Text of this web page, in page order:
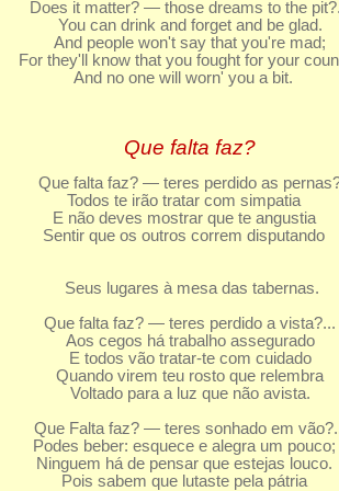
Does it matter? — those dreams to the
You can drink and forget and be glad.
And people won't say that you're mad;
For they'll know that you fought for your
And no one will worn' you a bit.
Que falta faz?
Que falta faz? — teres perdido as
Todos te irão tratar com simpatia
E não deves mostrar que te angustia
Sentir que os outros correm disputando
Seus lugares à mesa das tabernas.
Que falta faz? — teres perdido a vista?...
Aos cegos há trabalho assegurado
E todos vão tratar-te com cuidado
Quando virem teu rosto que relembra
Voltado para a luz que não avista.
Que Falta faz? — teres sonhado em
Podes beber: esquece e alegra um pouco;
Ninguem há de pensar que estejas louco.
Pois sabem que lutaste pela pátria